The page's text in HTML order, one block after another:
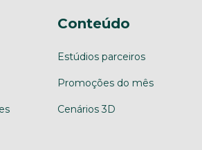
Conteúdo
Estúdios parceiros
Promoções do mês
Cenários 3D